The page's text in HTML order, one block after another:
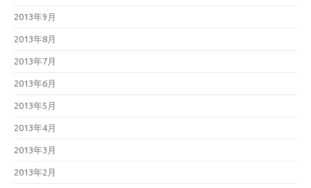
2013年9月
2013年8月
2013年7月
2013年6月
2013年5月
2013年4月
2013年3月
2013年2月